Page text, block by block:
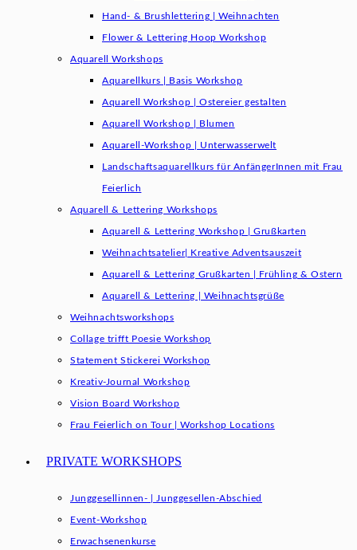
Hand- & Brushlettering | Weihnachten
Flower & Lettering Hoop Workshop
Aquarell Workshops
Aquarellkurs | Basis Workshop
Aquarell Workshop | Ostereier gestalten
Aquarell Workshop | Blumen
Aquarell-Workshop | Unterwasserwelt
Landschaftsaquarellkurs für AnfängerInnen mit Frau
Feierlich
Aquarell & Lettering Workshops
Aquarell & Lettering Workshop | Grußkarten
Weihnachtsatelier| Kreative Adventsauszeit
Aquarell & Lettering Grußkarten | Frühling & Ostern
Aquarell & Lettering | Weihnachtsgrüße​
Weihnachtsworkshops
Collage trifft Poesie Workshop
Statement Stickerei Workshop
Kreativ-Journal Workshop
Vision Board Workshop
Frau Feierlich on Tour | Workshop Locations
PRIVATE WORKSHOPS
Junggesellinnen- | Junggesellen-Abschied
Event-Workshop
Erwachsenenkurse